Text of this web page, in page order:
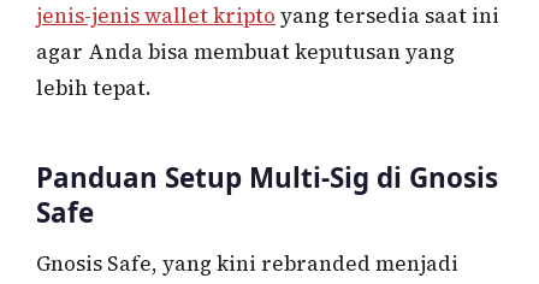
jenis-jenis wallet kripto yang tersedia saat ini
agar Anda bisa membuat keputusan yang
lebih tepat.
Panduan Setup Multi-Sig di Gnosis
Safe
Gnosis Safe, yang kini rebranded menjadi